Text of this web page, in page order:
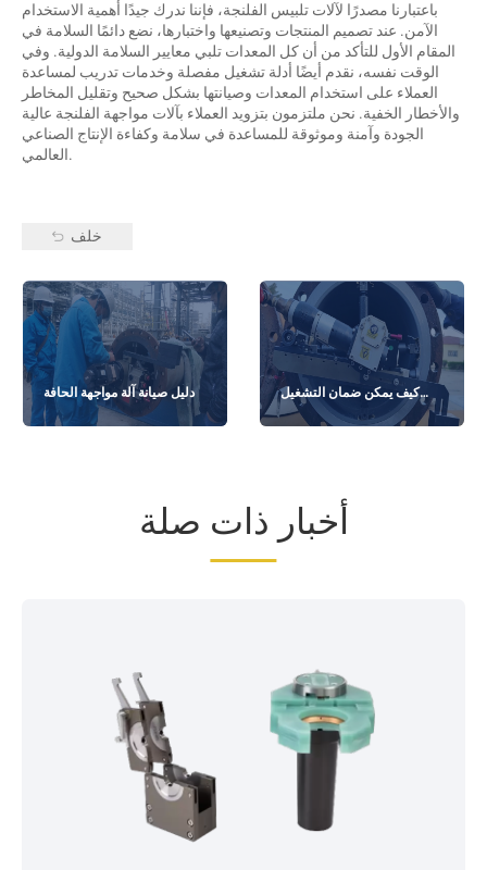
باعتبارنا مصدرًا لآلات تلبيس الفلنجة، فإننا ندرك جيدًا أهمية الاستخدام
الآمن. عند تصميم المنتجات وتصنيعها واختبارها، نضع دائمًا السلامة في
المقام الأول للتأكد من أن كل المعدات تلبي معايير السلامة الدولية. وفي
الوقت نفسه، نقدم أيضًا أدلة تشغيل مفصلة وخدمات تدريب لمساعدة
العملاء على استخدام المعدات وصيانتها بشكل صحيح وتقليل المخاطر
والأخطار الخفية. نحن ملتزمون بتزويد العملاء بآلات مواجهة الفلنجة عالية
الجودة وآمنة وموثوقة للمساعدة في سلامة وكفاءة الإنتاج الصناعي
العالمي.
خلف
دليل صيانة آلة مواجهة الحافة
كيف يمكن ضمان التشغيل
المستقر على المدى الطويل
أخبار ذات صلة